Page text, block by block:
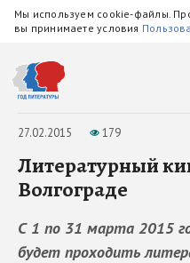
Мы используем cookie-файлы.
вы принимаете условия
27.02.2015 179
Литературный
Волгограде
С 1 по 31 марта 2015
будет проходить